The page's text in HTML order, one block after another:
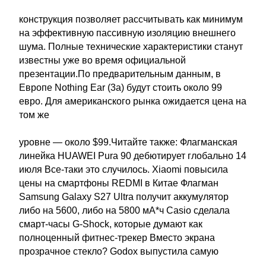
конструкция позволяет рассчитывать как минимум
на эффективную пассивную изоляцию внешнего
шума. Полные технические характеристики станут
известны уже во время официальной
презентации.По предварительным данным, в
Европе Nothing Ear (3a) будут стоить около 99
евро. Для американского рынка ожидается цена на
том же
уровне — около $99.Читайте также: Флагманская
линейка HUAWEI Pura 90 дебютирует глобально 14
июля Все-таки это случилось. Xiaomi повысила
цены на смартфоны REDMI в Китае Флагман
Samsung Galaxy S27 Ultra получит аккумулятор
либо на 5600, либо на 5800 мА*ч Casio сделала
смарт-часы G-Shock, которые думают как
полноценный фитнес-трекер Вместо экрана
прозрачное стекло? Godox выпустила самую